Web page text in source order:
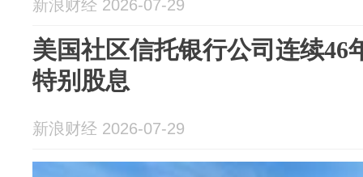
新浪财经 2026-07-29
美国社区信托银行公司连续46
特别股息
新浪财经 2026-07-29